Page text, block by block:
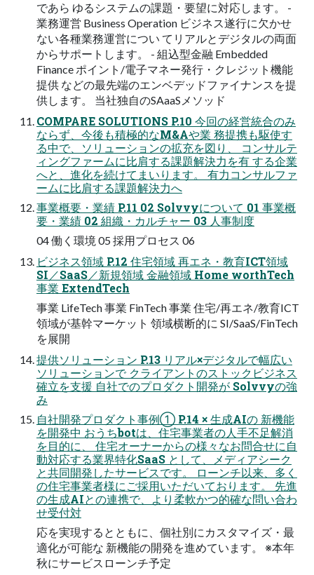
であら ゆるシステムの課題・要望に対応します。 -
業務運営 Business Operation ビジネス遂行に欠かせ
ない各種業務運営につい てリアルとデジタルの両面
からサポートします。 - 組込型金融 Embedded
Finance ポイント/電子マネー発行・クレジット機能
提供 などの最先端のエンベデッドファイナンスを提
供します。 当社独自のSAaaSメソッド
COMPARE SOLUTIONS P.10 今回の経営統合のみ
ならず、今後も積極的なM&Aや業 務提携も駆使す
る中で、ソリューションの拡充を図り、 コンサルテ
ィングファームに比肩する課題解決力を有 する企業
へと、進化を続けてまいります。 有力コンサルファ
ームに比肩する課題解決力へ
事業概要・業績 P.11 02 Solvvyについて 01 事業概
要・業績 02 組織・カルチャー 03 人事制度
04 働く環境 05 採用プロセス 06
ビジネス領域 P.12 住宅領域 再エネ・教育ICT領域
SI／SaaS／新規領域 金融領域 Home worthTech
事業 ExtendTech
事業 LifeTech 事業 FinTech 事業 住宅/再エネ/教育ICT
領域が基幹マーケット 領域横断的に SI/SaaS/FinTech
を展開
提供ソリューション P.13 リアル×デジタルで幅広い
ソリューションで クライアントのストックビジネス
確立を支援 自社でのプロダクト開発が Solvvyの強
み
自社開発プロダクト事例① P.14 × 生成AIの 新機能
を開発中 おうちbotは、住宅事業者の人手不足解消
を目的に、 住宅オーナーからの様々なお問合せに自
動対応する業界特化SaaS として、メディアシーク
と共同開発したサービスです。 ローンチ以来、多く
の住宅事業者様にご採用いただいております。 先進
の生成AIとの連携で、より柔軟かつ的確な問い合わ
せ受付対
応を実現するとともに、個社別にカスタマイズ・最
適化が可能な 新機能の開発を進めています。 ※本年
秋にサービスローンチ予定